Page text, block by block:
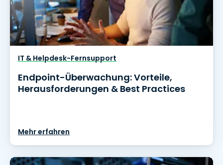
IT & Helpdesk-Fernsupport
Endpoint-Überwachung: Vorteile,
Herausforderungen & Best Practices
Mehr erfahren